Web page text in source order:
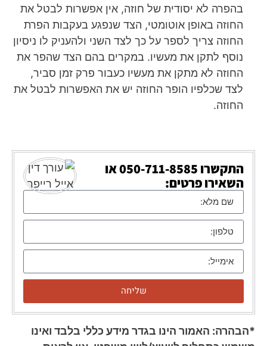
בהפרה לא יסודית של חוזה, אין אפשרות לבטל את
החוזה באופן אוטומטי, הצד שנפגע בעקבות הפרת
החוזה צריך לספר על כך לצד השני ולהעניק לו ניסיון
נוסף לתקן את מעשיו. במקרים בהם הצד שהפר את
החוזה לא מתקן את מעשיו כעבור פרק זמן סביר,
לצד שכלפיו הופר החוזה יש את האפשרות לבטל את
החוזה.
התקשרו 050-711-8585או
השאירו פרטים:
שליחה
*הבהרה: האמור הינו בגדר מידע כללי בלבד ואינו